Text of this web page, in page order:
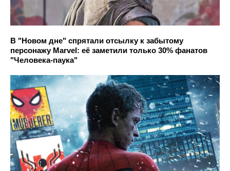
В "Новом дне" спрятали отсылку к забытому
персонажу Marvel: её заметили только 30% фанатов
"Человека-паука"